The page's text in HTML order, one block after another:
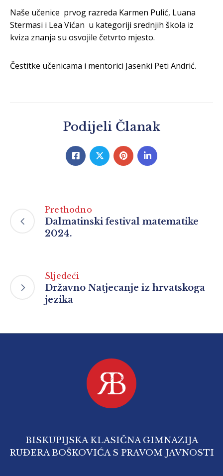
Naše učenice prvog razreda Karmen Pulić, Luana
Stermasi i Lea Vićan u kategoriji srednjih škola iz
kviza znanja su osvojile četvrto mjesto.
Čestitke učenicama i mentorici Jasenki Peti Andrić.
Podijeli Članak
Prethodno
Dalmatinski festival matematike
2024.
Sljedeći
Državno Natjecanje iz hrvatskoga
jezika
BISKUPIJSKA KLASIČNA GIMNAZIJA
RUĐERA BOŠKOVIĆA S PRAVOM JAVNOSTI